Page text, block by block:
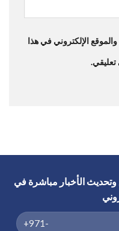
الإلكتروني في هذا
تعليقي.
الأخبار مباشرة في